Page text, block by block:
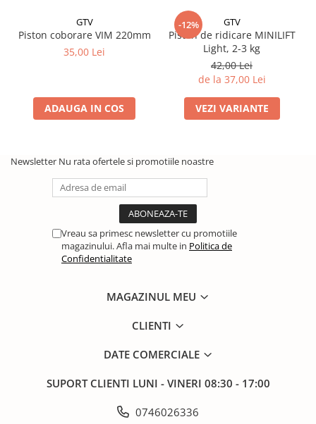
GTV
Piston coborare VIM 220mm
35,00 Lei
ADAUGA IN COS
-12% GTV
Piston de ridicare MINILIFT
Light, 2-3 kg
42,00 Lei
de la 37,00 Lei
VEZI VARIANTE
Newsletter Nu rata ofertele si promotiile noastre
Vreau sa primesc newsletter cu promotiile
magazinului. Afla mai multe in Politica de
Confidentialitate
MAGAZINUL MEU
CLIENTI
DATE COMERCIALE
SUPORT CLIENTI LUNI - VINERI 08:30 - 17:00
0746026336